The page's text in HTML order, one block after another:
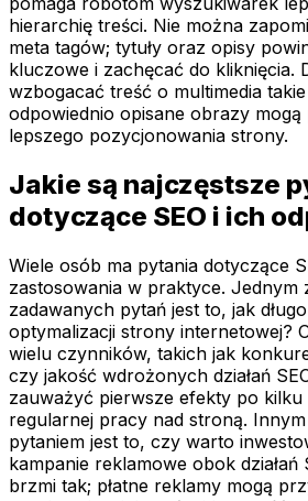
hierarchię treści. Nie można
meta tagów; tytuły oraz opisy
kluczowe i zachęcać do kliknięcia.
wzbogacać treść o multimedia
odpowiednio opisane obrazy
lepszego pozycjonowania strony.
Jakie są najczęstsze
dotyczące SEO i ich
Wiele osób ma pytania dotyczące
zastosowania w praktyce. Jednym
zadawanych pytań jest to, jak
optymalizacji strony internetowej?
wielu czynników, takich jak
czy jakość wdrożonych działań
zauważyć pierwsze efekty po kilku
regularnej pracy nad stroną.
pytaniem jest to, czy warto
kampanie reklamowe obok działań
brzmi tak; płatne reklamy mogą